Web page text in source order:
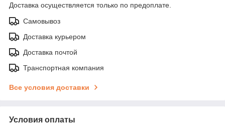
Доставка осуществляется только по предоплате.
Самовывоз
Доставка курьером
Доставка почтой
Транспортная компания
Все условия доставки
Условия оплаты